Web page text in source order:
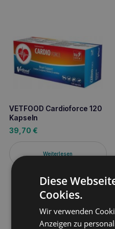
VETFOOD Cardioforce 120
Kapseln
39,70 €
Weiterlesen
Diese
Cookies.
Wir verwenden
Anzeigen zu